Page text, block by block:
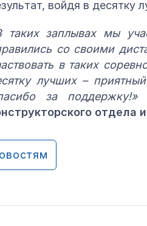
войдя в
таких заплывах мы
со своими
в таких
лучших –
за поддержку!»–